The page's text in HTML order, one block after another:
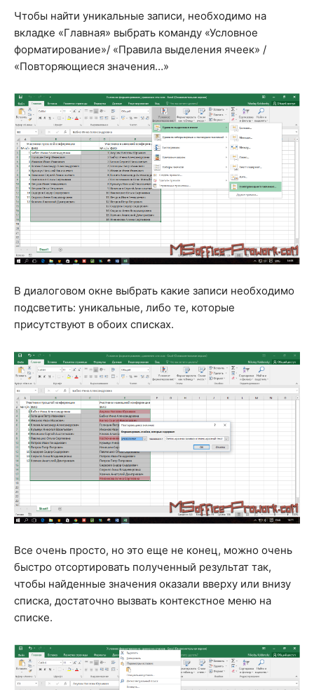
Чтобы найти уникальные записи, необходимо на
вкладке «Главная» выбрать команду «Условное
форматирование»/ «Правила выделения ячеек» /
«Повторяющиеся значения…»
В диалоговом окне выбрать какие записи необходимо
подсветить: уникальные, либо те, которые
присутствуют в обоих списках.
Все очень просто, но это еще не конец, можно очень
быстро отсортировать полученный результат так,
чтобы найденные значения оказали вверху или внизу
списка, достаточно вызвать контекстное меню на
списке.